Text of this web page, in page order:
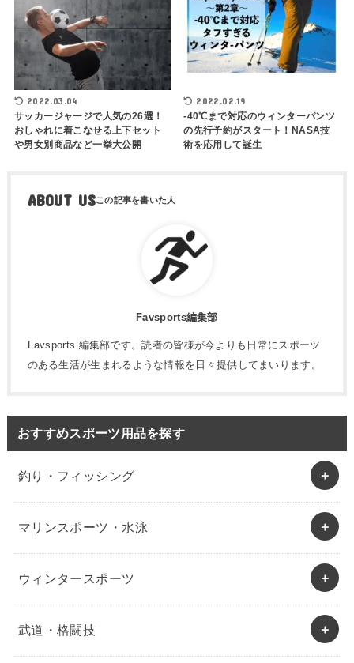
2022.03.04
サッカージャージで人気の26選！
おしゃれに着こなせる上下セット
や男女別商品など一挙大公開
2022.02.19
-40℃まで対応のウィンターパンツ
の先行予約がスタート！NASA技
術を応用して誕生
ABOUT US
Favsports編集部
Favsports 編集部です。読者の皆様が今よりも日常にスポーツ
のある生活が生まれるような情報を日々提供してまいります。
おすすめスポーツ用品を探す
釣り・フィッシング
マリンスポーツ・水泳
ウィンタースポーツ
武道・格闘技